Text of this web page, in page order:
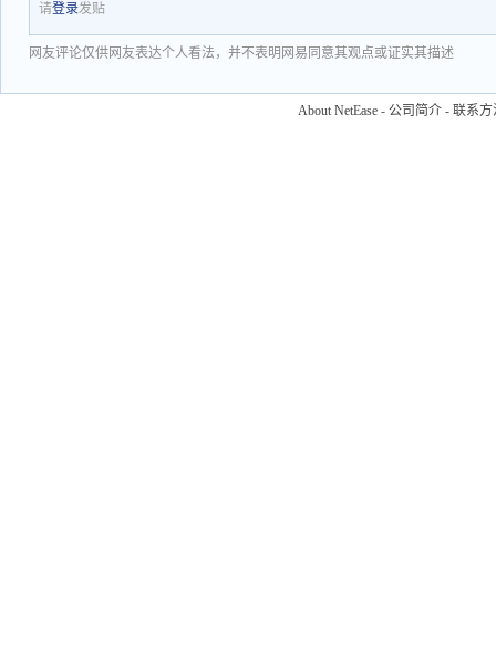
请登录发贴
网友评论仅供网友表达个人看法，并不表明网易同意其观点或证实其描述
About NetEase - 公司简介 - 联系方